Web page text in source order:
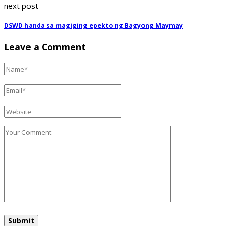
next post
DSWD handa sa magiging epekto ng Bagyong Maymay
Leave a Comment